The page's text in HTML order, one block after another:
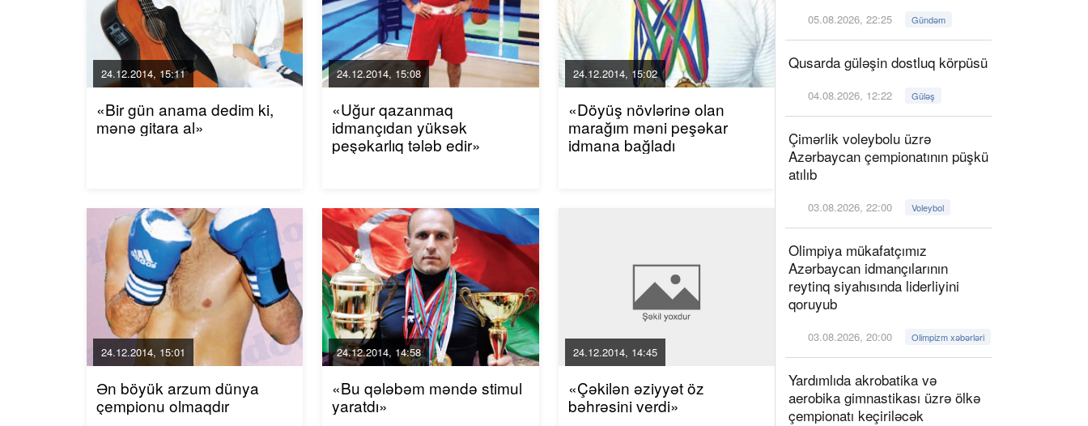
24.12.2014, 15:11
«Bir gün anama dedim ki,
mənə gitara al»
24.12.2014, 15:08
«Uğur qazanmaq
idmançıdan yüksək
peşəkarlıq tələb edir»
24.12.2014, 15:02
«Döyüş növlərinə olan
marağım məni peşəkar
idmana bağladı
24.12.2014, 15:01
Ən böyük arzum dünya
çempionu olmaqdır
24.12.2014, 14:58
«Bu qələbəm məndə stimul
yaratdı»
24.12.2014, 14:45
«Çəkilən əziyyət öz
bəhrəsini verdi»
05.08.2026, 22:25 Gündəm
Qusarda güləşin dostluq körpüsü
04.08.2026, 12:22 Güləş
Çimərlik voleybolu üzrə
Azərbaycan çempionatının püşkü
atılıb
03.08.2026, 22:00 Voleybol
Olimpiya mükafatçımız
Azərbaycan idmançılarının
reytinq siyahısında liderliyini
qoruyub
03.08.2026, 20:00 Olimpizm xəbərləri
Yardımlıda akrobatika və
aerobika gimnastikası üzrə ölkə
çempionatı keçiriləcək